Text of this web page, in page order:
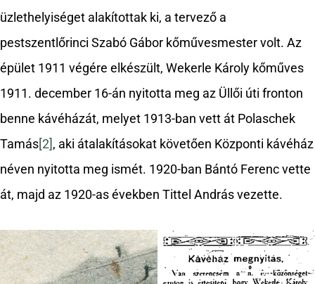
üzlethelyiséget alakítottak ki, a tervező a
pestszentlőrinci Szabó Gábor kőművesmester volt. Az
épület 1911 végére elkészült, Wekerle Károly kőműves
1911. december 16-án nyitotta meg az Üllői úti fronton
benne kávéházát, melyet 1913-ban vett át Polaschek
Tamás[2] , aki átalakításokat követően Központi kávéház
néven nyitotta meg ismét. 1920-ban Bántó Ferenc vette
át, majd az 1920-as években Tittel András vezette.